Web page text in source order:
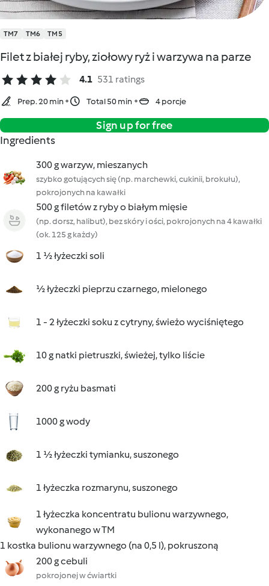
TM7 TM6 TM5
Filet z białej ryby, ziołowy ryż i warzywa na parze
4.1 531 ratings
Prep. 20 min Total 50 min 4 porcje
Sign up for free
Ingredients
300 g warzyw, mieszanych
szybko gotujących się (np. marchewki, cukinii, brokułu),
pokrojonych na kawałki
500 g filetów z ryby o białym mięsie
(np. dorsz, halibut), bez skóry i ości, pokrojonych na 4 kawałki
(ok. 125 g każdy)
1 ½ łyżeczki soli
½ łyżeczki pieprzu czarnego, mielonego
1 - 2 łyżeczki soku z cytryny, świeżo wyciśniętego
10 g natki pietruszki, świeżej, tylko liście
200 g ryżu basmati
1000 g wody
1 ½ łyżeczki tymianku, suszonego
1 łyżeczka rozmarynu, suszonego
1 łyżeczka koncentratu bulionu warzywnego,
wykonanego w TM
1 kostka bulionu warzywnego (na 0,5 l), pokruszoną
200 g cebuli
pokrojonej w ćwiartki